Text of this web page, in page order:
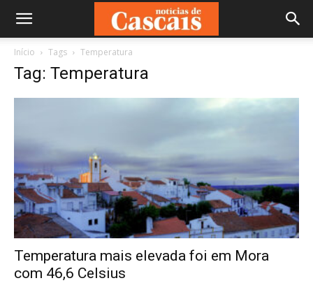
Início Tags Temperatura
Tag: Temperatura
Temperatura mais elevada foi em Mora
com 46,6 Celsius